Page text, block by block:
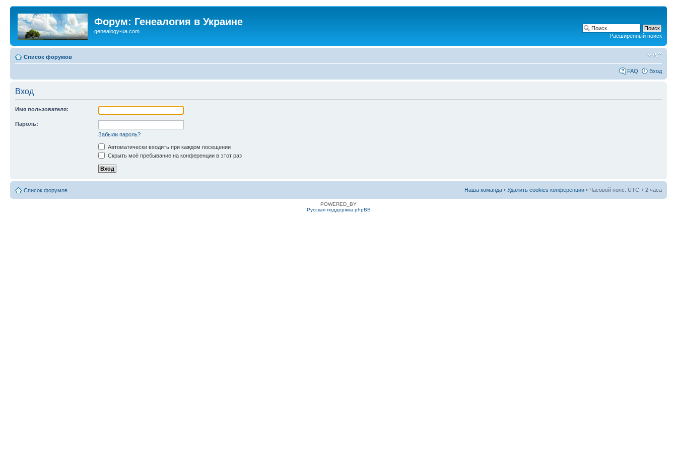
Форум: Генеалогия в Украине
genealogy-ua.com
Расширенный поиск
Список форумов
FAQ Вход
Вход
Имя пользователя:
Пароль:
Забыли пароль?
Автоматически входить при каждом посещении
Скрыть моё пребывание на конференции в этот раз
Список форумов Наша команда • Удалить cookies конференции • Часовой пояс: UTC + 2 часа
POWERED_BY
Русская поддержка phpBB